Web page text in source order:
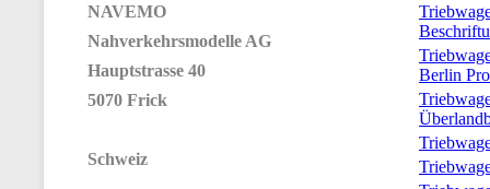
NAVEMO
Nahverkehrsmodelle AG
Hauptstrasse 40
5070 Frick
Schweiz
Berlin